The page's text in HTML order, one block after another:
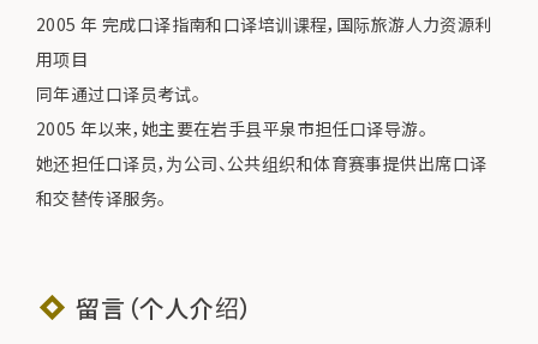
2005 年 完成口译指南和口译培训课程，国际旅游人力资源利
用项目
同年通过口译员考试。
2005 年以来，她主要在岩手县平泉市担任口译导游。
她还担任口译员，为公司、公共组织和体育赛事提供出席口译
和交替传译服务。
留言（个人介绍）